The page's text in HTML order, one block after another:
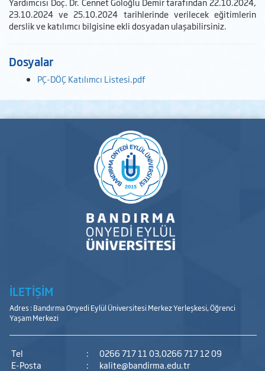
23.10.2024 ve 25.10.2024 tarihlerinde verilecek eğitimlerin
derslik ve katılımcı bilgisine ekli dosyadan ulaşabilirsiniz.
Dosyalar
PÇ-DÖÇ Katılımcı Listesi.pdf
İLETİŞİM
Adres : Bandırma Onyedi Eylül Üniversitesi Merkez Yerleşkesi, Öğrenci
Yaşam Merkezi
Tel :
0266 717 11 03,0266 717 12 09
E-Posta
: kalite@bandirma.edu.tr